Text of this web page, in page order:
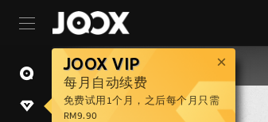
JOOX VIP
每月自动续费
免费试用1个月，之后每个月只需
RM9.90